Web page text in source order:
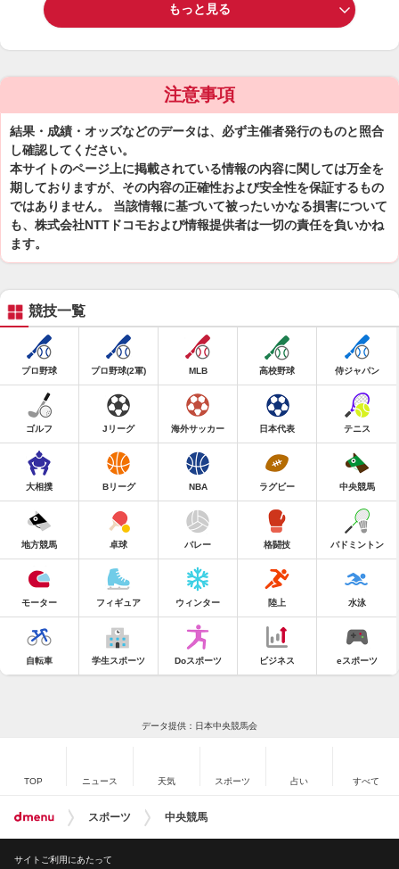
もっと見る
注意事項
結果・成績・オッズなどのデータは、必ず主催者発行のものと照合
し確認してください。
本サイトのページ上に掲載されている情報の内容に関しては万全を
期しておりますが、その内容の正確性および安全性を保証するもの
ではありません。 当該情報に基づいて被ったいかなる損害について
も、株式会社NTTドコモおよび情報提供者は一切の責任を負いかね
ます。
競技一覧
プロ野球 プロ野球(2軍) MLB 高校野球 侍ジャパン
ゴルフ Jリーグ 海外サッカー 日本代表 テニス
大相撲 Bリーグ NBA ラグビー 中央競馬
地方競馬 卓球 バレー 格闘技 バドミントン
モーター フィギュア ウィンター 陸上 水泳
自転車 学生スポーツ Doスポーツ ビジネス eスポーツ
データ提供：日本中央競馬会
TOP ニュース 天気 スポーツ 占い すべて
スポーツ 中央競馬
サイトご利用にあたって